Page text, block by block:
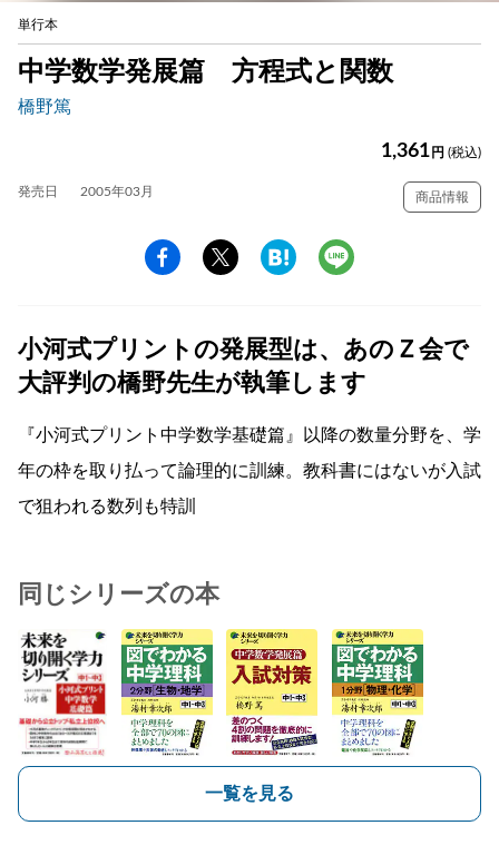
単行本
中学数学発展篇 方程式と関数
橋野篤
1,361 円 (税込)
発売日 2005年03月 商品情報
小河式プリントの発展型は、あのＺ会で
大評判の橋野先生が執筆します
『小河式プリント中学数学基礎篇』以降の数量分野を、学
年の枠を取り払って論理的に訓練。教科書にはないが入試
で狙われる数列も特訓
同じシリーズの本
一覧を見る